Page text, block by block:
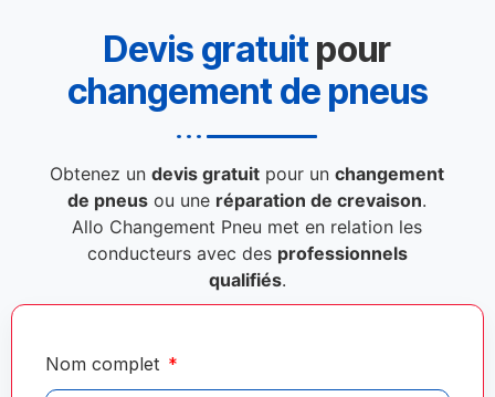
Devis gratuitpour
changement de pneus
Obtenez undevis gratuit pour unchangement
de pneus ou une réparation de crevaison.
Allo Changement Pneu met en relation les
conducteurs avec des professionnels
qualifiés.
Nom complet